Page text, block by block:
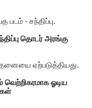
- சந்திப்பு.
தொடர் அரங்கு
ஏற்படுத்தியது.
ஓடிய